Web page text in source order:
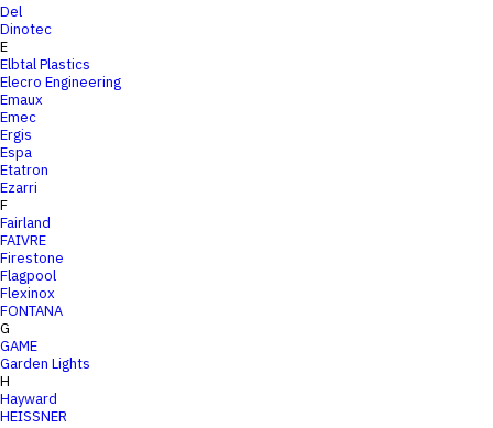
Del
Dinotec
E
Elbtal Plastics
Elecro Engineering
Emaux
Emec
Ergis
Espa
Etatron
Ezarri
F
Fairland
FAIVRE
Firestone
Flagpool
Flexinox
FONTANA
G
GAME
Garden Lights
H
Hayward
HEISSNER